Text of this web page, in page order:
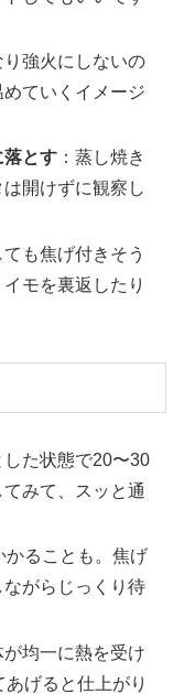
り強火にしないの
ていくイメージ
落とす ：蒸し焼き
開けずに観察し
ても焦げ付きそう
モを裏返したり
した状態で20〜30
みて、スッと通
かることも。焦げ
がらじっくり待
が均一に熱を受け
げると仕上がり